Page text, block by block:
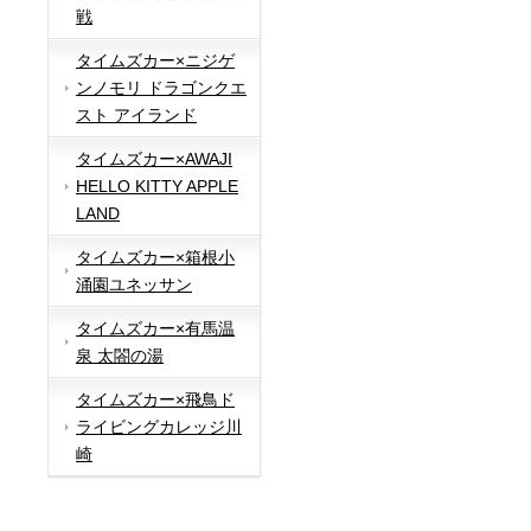
戦
タイムズカー×ニジゲ
ンノモリ ドラゴンクエ
スト アイランド
タイムズカー×AWAJI
HELLO KITTY APPLE
LAND
タイムズカー×箱根小
涌園ユネッサン
タイムズカー×有馬温
泉 太閤の湯
タイムズカー×飛鳥ド
ライビングカレッジ川
崎